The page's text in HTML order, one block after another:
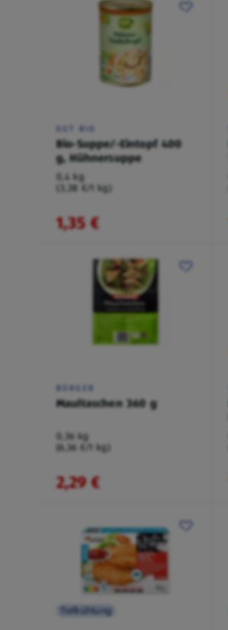
GUT BIO
Bio-Suppe/-Eintopf 400
g, Hühnersuppe
0,4 kg
(3,38 €/1 kg)
1,35 €
BÜRGER
Maultaschen 360 g
0,36 kg
(6,36 €/1 kg)
2,29 €
Tiefkühlung